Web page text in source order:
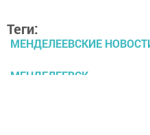
Теги:
МЕНДЕЛЕЕВСКИЕ
МЕНДЕЛЕЕВСК